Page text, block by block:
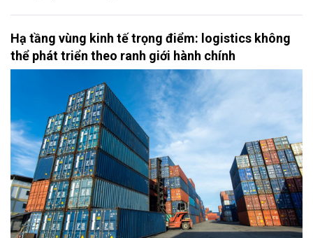
Hạ tầng vùng kinh tế trọng điểm: logistics không
thể phát triển theo ranh giới hành chính